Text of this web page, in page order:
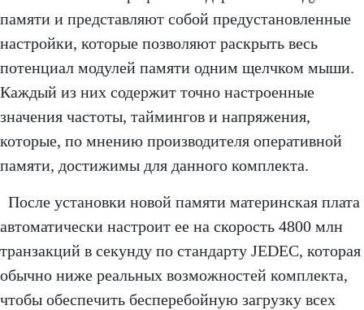
памяти и представляют собой предустановленные
настройки, которые позволяют раскрыть весь
потенциал модулей памяти одним щелчком мыши.
Каждый из них содержит точно настроенные
значения частоты, таймингов и напряжения,
которые, по мнению производителя оперативной
памяти, достижимы для данного комплекта.
После установки новой памяти материнская плата
автоматически настроит ее на скорость 4800 млн
транзакций в секунду по стандарту JEDEC, которая
обычно ниже реальных возможностей комплекта,
чтобы обеспечить бесперебойную загрузку всех